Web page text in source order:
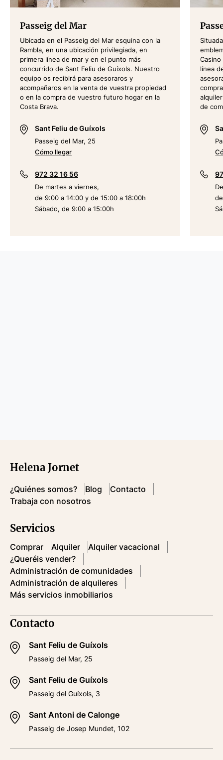
Passeig del Mar
Ubicada en el Passeig del Mar esquina con la
Rambla, en una ubicación privilegiada, en
primera línea de mar y en el punto más
concurrido de Sant Feliu de Guíxols. Nuestro
equipo os recibirá para asesoraros y
acompañaros en la venta de vuestra propiedad
o en la compra de vuestro futuro hogar en la
Costa Brava.
Sant Feliu de Guíxols
Passeig del Mar, 25
Cómo llegar
972 32 16 56
De martes a viernes,
de 9:00 a 14:00 y de 15:00 a 18:00h
Sábado, de 9:00 a 15:00h
línea
de
Contacto
Sant Feliu de Guíxols
Passeig del Mar, 25
Sant Feliu de Guíxols
Passeig del Guíxols, 3
Sant Antoni de Calonge
Passeig de Josep Mundet, 102
Helena Jornet
¿Quiénes somos? Blog
Contacto
Trabaja con nosotros
Servicios
Comprar Alquiler
Alquiler vacacional
¿Queréis vender?
Administración de comunidades
Administración de alquileres
Más servicios inmobiliarios